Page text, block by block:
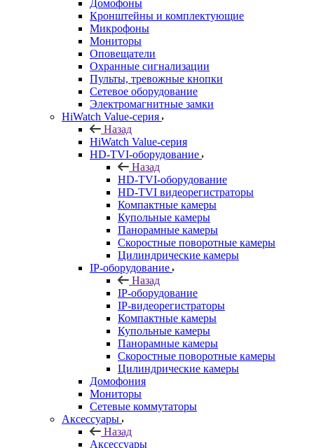
Домофоны
Кронштейны и комплектующие
Микрофоны
Мониторы
Оповещатели
Охранные сигнализации
Пульты, тревожные кнопки
Сетевое оборудование
Электромагнитные замки
HiWatch Value-серия
Назад
HiWatch Value-серия
HD-TVI-оборудование
Назад
HD-TVI-оборудование
HD-TVI видеорегистраторы
Компактные камеры
Купольные камеры
Панорамные камеры
Скоростные поворотные камеры
Цилиндрические камеры
IP-оборудование
Назад
IP-оборудование
IP-видеорегистраторы
Компактные камеры
Купольные камеры
Панорамные камеры
Скоростные поворотные камеры
Цилиндрические камеры
Домофония
Мониторы
Сетевые коммутаторы
Аксессуары
Назад
Аксессуары